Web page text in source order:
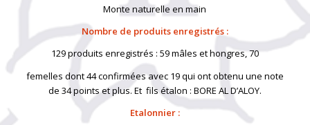
Monte naturelle en main
Nombre de produits enregistrés :
129 produits enregistrés : 59 mâles et hongres, 70
femelles dont 44 confirmées avec 19 qui ont obtenu une note
de 34 points et plus. Et fils étalon : BORE AL D’ALOY.
Etalonnier :